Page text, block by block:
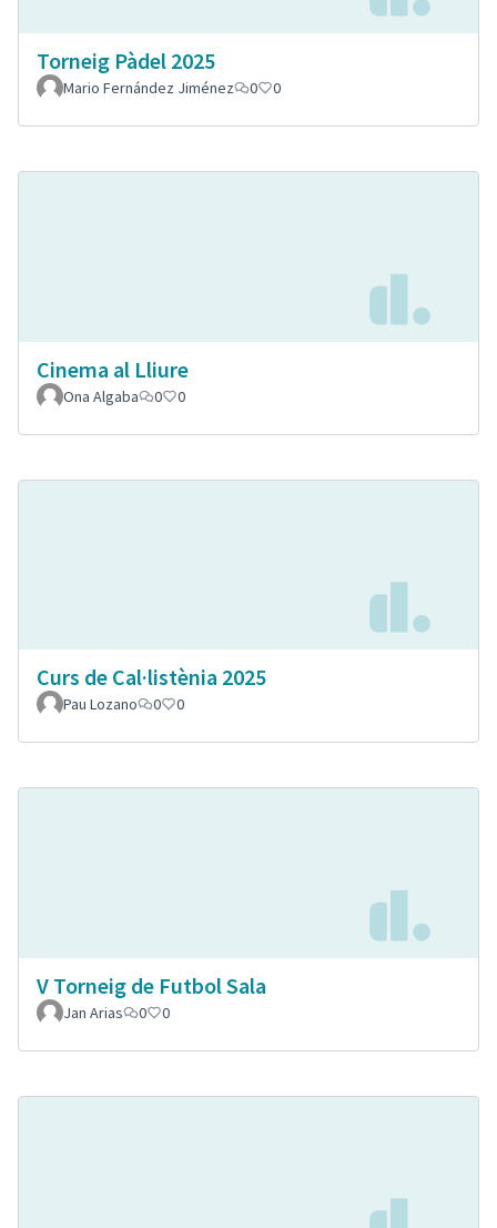
Torneig Pàdel 2025
Mario Fernández Jiménez 0 0
Cinema al Lliure
Ona Algaba 0 0
Curs de Cal·listènia 2025
Pau Lozano 0 0
V Torneig de Futbol Sala
Jan Arias 0 0